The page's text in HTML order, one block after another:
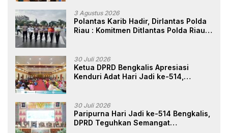
3 Agustus 2026
Polantas Karib Hadir, Dirlantas Polda
Riau : Komitmen Ditlantas Polda Riau
Masyarakat
30 Juli 2026
Ketua DPRD Bengkalis Apresiasi
Kenduri Adat Hari Jadi ke-514,
30 Juli 2026
Paripurna Hari Jadi ke-514 Bengkalis,
DPRD Teguhkan Semangat